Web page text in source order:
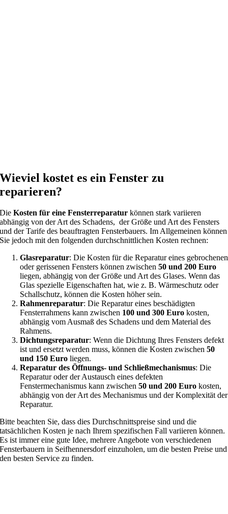
Wieviel kostet es ein Fenster zu
reparieren?
DieKosten für eine Fensterreparatur können stark variieren
abhängig von der Art des Schadens, der Größe und Art des Fensters
und der Tarife des beauftragten Fensterbauers. Im Allgemeinen können
Sie jedoch mit den folgenden durchschnittlichen Kosten rechnen:
Glasreparatur: Die Kosten für die Reparatur eines gebrochenen
oder gerissenen Fensters können zwischen50 und 200 Euro
liegen, abhängig von der Größe und Art des Glases. Wenn das
Glas spezielle Eigenschaften hat, wie z. B. Wärmeschutz oder
Schallschutz, können die Kosten höher sein.
Rahmenreparatur: Die Reparatur eines beschädigten
Fensterrahmens kann zwischen 100 und 300 Euro kosten,
abhängig vom Ausmaß des Schadens und dem Material des
Rahmens.
Dichtungsreparatur: Wenn die Dichtung Ihres Fensters defekt
ist und ersetzt werden muss, können die Kosten zwischen 50
und 150 Euro liegen.
Reparatur des Öffnungs- und Schließmechanismus: Die
Reparatur oder der Austausch eines defekten
Fenstermechanismus kann zwischen50 und 200 Euro kosten,
abhängig von der Art des Mechanismus und der Komplexität der
Reparatur.
Bitte beachten Sie, dass dies Durchschnittspreise sind und die
tatsächlichen Kosten je nach Ihrem spezifischen Fall variieren können.
Es ist immer eine gute Idee, mehrere Angebote von verschiedenen
Fensterbauern in Seifhennersdorf einzuholen, um die besten Preise und
den besten Service zu finden.